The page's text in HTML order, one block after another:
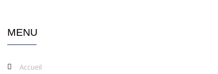
MENU
Accueil